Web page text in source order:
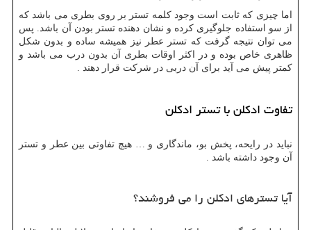
اما چیزی که ثابت است وجود کلمه تستر بر روی بطری می باشد که
از سو استفاده جلوگیری کرده و نشان دهنده تستر بودن آن باشد. پس
می توان نتیجه گرفت که تستر عطر نیز همیشه ساده و بدون شکل
ظاهری خاص بوده و در اکثر اوقات بطری آن بدون درب می باشد و
کمتر پیش می آید برای آن دربی در شرکت قرار دهند .
تفاوت ادکلن با تستر ادکلن
نباید در رایحه، پخش بو، ماندگاری و … هیچ تفاوتی بین عطر و تستر
آن وجود داشته باشد .
آیا تسترهای ادکلن را می فروشند؟